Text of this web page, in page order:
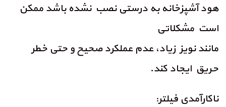
هود آشپزخانه به درستی نصب نشده باشد ممکن
است مشکلاتی
مانند نویز زیاد، عدم عملکرد صحیح و حتی خطر
حریق ایجاد کند.
ناکارآمدی فیلتر: